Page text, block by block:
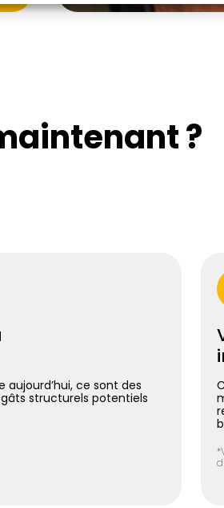
?
ce sont des
structurels potentiels